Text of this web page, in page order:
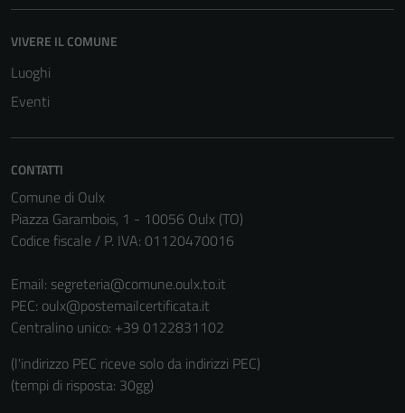
VIVERE IL COMUNE
Luoghi
Eventi
CONTATTI
Comune di Oulx
Piazza Garambois, 1 - 10056 Oulx (TO)
Codice fiscale / P. IVA: 01120470016
Email: segreteria@comune.oulx.to.it
PEC: oulx@postemailcertificata.it
Centralino unico: +39 0122831102
(l'indirizzo PEC riceve solo da indirizzi PEC)
(tempi di risposta: 30gg)
per il
possono
essere